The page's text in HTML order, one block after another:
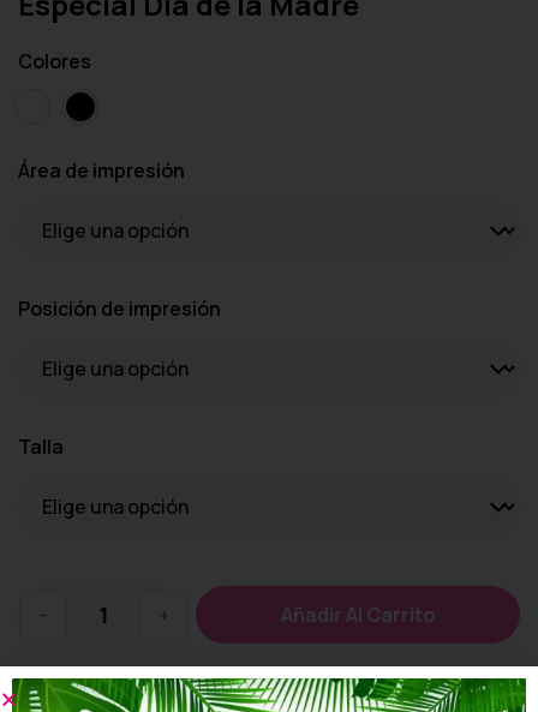
Colores
Área de impresión
Posición de impresión
Talla
- + Añadir Al Carrito
Añadir a la lista de deseos